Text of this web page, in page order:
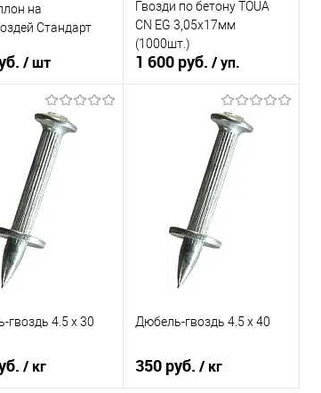
на
Стандарт
/ шт
В корзину
Гвозди по бетону TOUA
CN EG 3,05х17мм
(1000шт.)
1 600 руб. / уп.
В корзину
К сравнению
В избранное
В наличии
гвоздь 4.5 х 30
/ кг
Дюбель-гвоздь 4.5 х 40
350 руб. / кг